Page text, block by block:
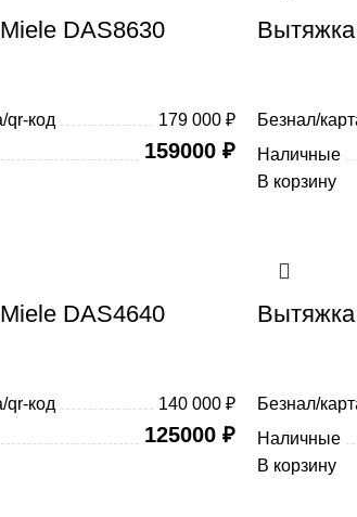
DAS8630
qr-код
179 000 ₽
159000 ₽
Безнал/
Наличные
В корзину
DAS4640
qr-код
140 000 ₽
125000 ₽
Безнал/
Наличные
В корзину